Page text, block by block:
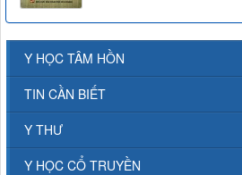
Y HỌC TÂM HỒN
TIN CẦN BIẾT
Y THƯ
Y HỌC CỔ TRUYỀN